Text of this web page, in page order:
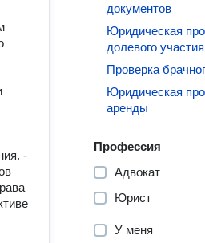
-
документов
Юридическая
долевого участия
Проверка
Юридическая
аренды
Профессия
Адвокат
Юрист
У меня